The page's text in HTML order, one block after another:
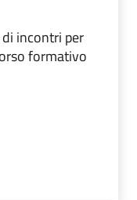
incontri per
formativo